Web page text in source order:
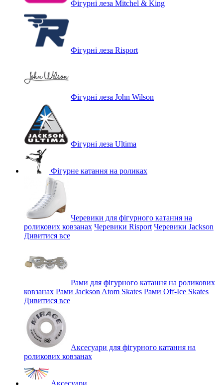
Фігурні леза Mitchel & King
Фігурні леза Risport
Фігурні леза John Wilson
Фігурні леза Ultima
Фігурне катання на роликах
Черевики для фігурного катання на
роликових ковзанах Черевики Risport Черевики Jackson
Дивитися все
Рами для фігурного катання на роликових
ковзанах Рами Jackson Atom Skates Рами Off-Ice Skates
Дивитися все
Аксесуари для фігурного катання на
роликових ковзанах
Аксесуари